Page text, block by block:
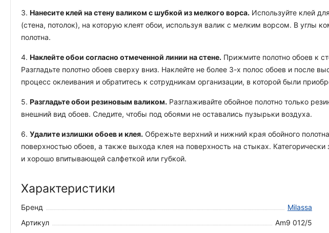
3. Нанесите клей на стену валиком с шубкой из мелкого ворса. Используйте клей
(стена, потолок), на которую клеят обои, используя валик с мелким ворсом. В углы
полотна.
4. Наклейте обои согласно отмеченной линии на стене. Прижмите полотно обоев к
Разгладьте полотно обоев сверху вниз. Наклейте не более 3-х полос обоев и после
процесс оклеивания и обратитесь к сотрудникам организации, в которой были
5. Разгладьте обои резиновым валиком. Разглаживайте обойное полотно только
внешний вид обоев. Следите, чтобы под обоями не оставались пузырьки воздуха.
6. Удалите излишки обоев и клея. Обрежьте верхний и нижний края обойного
поверхностью обоев, а также выхода клея на поверхность на стыках.
и хорошо впитывающей салфеткой или губкой.
Характеристики
Бренд
Milassa
Артикул
Am9 012/5